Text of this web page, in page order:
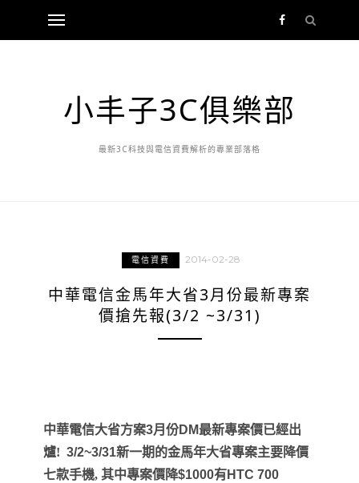
小丰子3C俱樂部
最新3C科技與電信資費解析的專業部落格
電信資費 2014-02-28
中華電信金馬年大省3月份最新專案
價搶先報(3/2 ~3/31)
中華電信大省方案3月份DM最新專案價已經出
爐! 3/2~3/31新一期的金馬年大省專案主要降價
七款手機, 其中專案價降$1000有HTC 700